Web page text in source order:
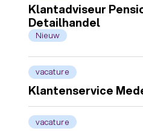
Klantadviseur
Detailhandel
Nieuw
vacature
Klantenservice
vacature